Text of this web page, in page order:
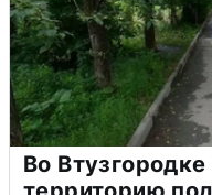
Во